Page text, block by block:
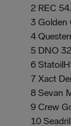
2 REC
3 Golden
4
5 DNO
6
7 Xact
8 Sevan
9 Crew
10